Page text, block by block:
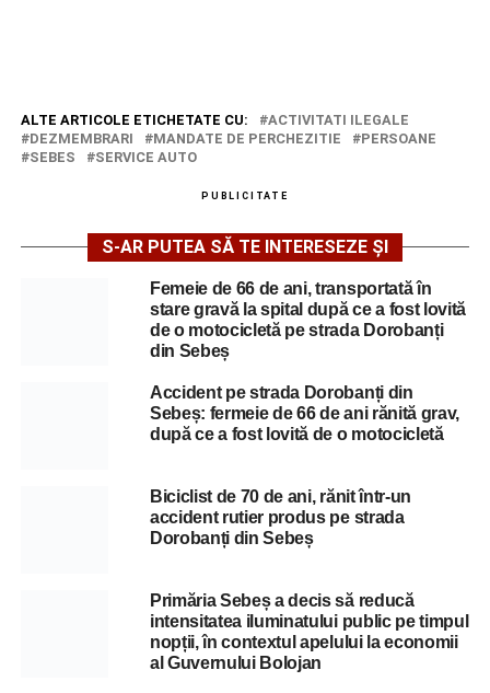
ALTE ARTICOLE ETICHETATE CU:
ACTIVITATI ILEGALE
DEZMEMBRARI
MANDATE DE PERCHEZITIE
PERSOANE
SEBES
SERVICE AUTO
PUBLICITATE
S-AR PUTEA SĂ TE INTERESEZE ȘI
Femeie de 66 de ani, transportată în
stare gravă la spital după ce a fost lovită
de o motocicletă pe strada Dorobanți
din Sebeș
Accident pe strada Dorobanți din
Sebeș: fermeie de 66 de ani rănită grav,
după ce a fost lovită de o motocicletă
Biciclist de 70 de ani, rănit într-un
accident rutier produs pe strada
Dorobanți din Sebeș
Primăria Sebeș a decis să reducă
intensitatea iluminatului public pe timpul
nopții, în contextul apelului la economii
al Guvernului Bolojan